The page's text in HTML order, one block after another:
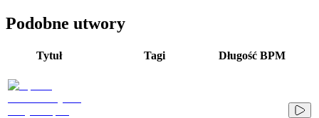
Podobne utwory
Tytuł Tagi Długość BPM